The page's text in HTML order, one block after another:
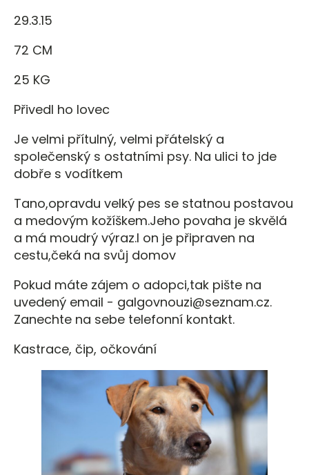
29.3.15
72 CM
25 KG
Přivedl ho lovec
Je velmi přítulný, velmi přátelský a
společenský s ostatními psy. Na ulici to jde
dobře s vodítkem
Tano,opravdu velký pes se statnou postavou
a medovým kožíškem.Jeho povaha je skvělá
a má moudrý výraz.I on je připraven na
cestu,čeká na svůj domov
Pokud máte zájem o adopci,tak pište na
uvedený email - galgovnouzi@seznam.cz.
Zanechte na sebe telefonní kontakt.
Kastrace, čip, očkování